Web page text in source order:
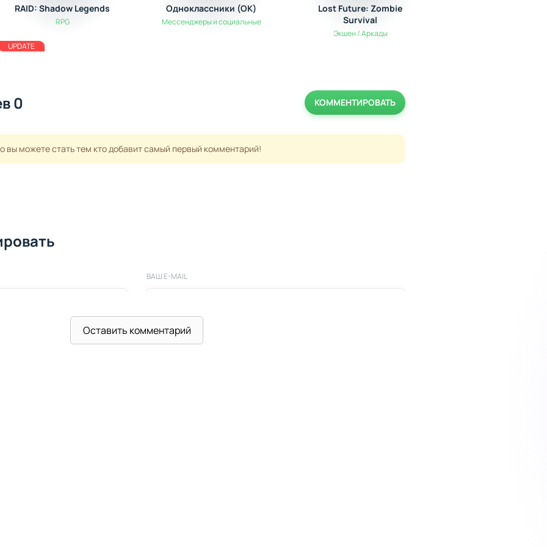
RAID: Shadow Legends
RPG
UPDATE
Одноклассники (OK)
Мессенджеры и социальные
Lost Future: Zombie
Survival
Экшен / Аркады
0 КОММЕНТИРОВАТЬ
вы можете стать тем кто добавит самый первый комментарий!
ВАШ E-MAIL
Оставить комментарий